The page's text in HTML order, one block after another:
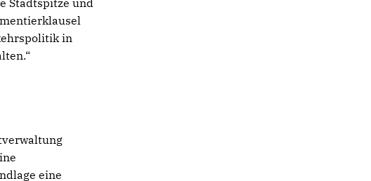
Stadtspitze und
in
eine